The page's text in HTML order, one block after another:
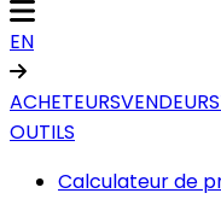
EN
ACHETEURSVENDEURS
OUTILS
Calculateur de